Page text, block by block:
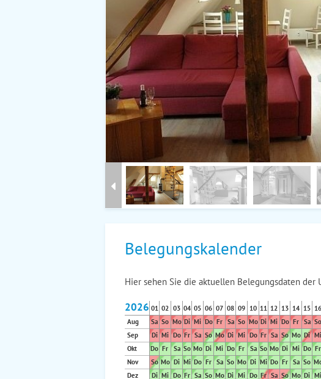
Belegungskalender
Hier sehen Sie die aktuellen Belegungsdaten der
2026 01 02 03 04 05 06 07 08 09 10 11 12 13 14 15 16
Aug
Sa So Mo Di Mi Do Fr Sa So Mo Di Mi Do Fr Sa So
Sep
Di Mi Do Fr Sa So Mo Di Mi Do Fr Sa So Mo Di Mi
Okt
Do Fr Sa So Mo Di Mi Do Fr Sa So Mo Di Mi Do Fr
Nov
So Mo Di Mi Do Fr Sa So Mo Di Mi Do Fr Sa So
Dez
Di Mi Do Fr Sa So Mo Di Mi Do Fr Sa So Mo Di Mi